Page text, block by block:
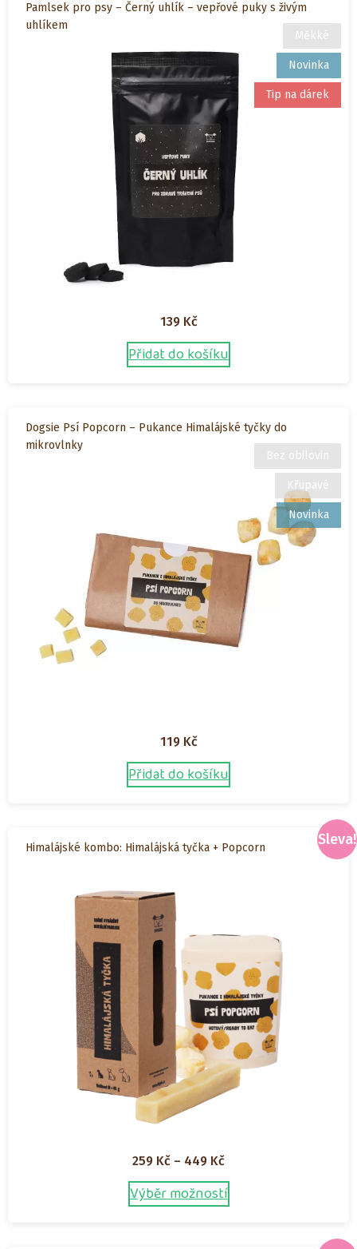
Měkké
Novinka
Tip na dárek
Pamlsek pro psy – Černý uhlík – vepřové puky s živým
uhlíkem
139 Kč
Přidat do košíku
Bez obilovin
Křupavé
Novinka
Dogsie Psí Popcorn – Pukance Himalájské tyčky do
mikrovlnky
119 Kč
Přidat do košíku
Sleva!
Himalájské kombo: Himalájská tyčka + Popcorn
259 Kč – 449 KčRozpětí
cen:
259 Kč
Výběr možností